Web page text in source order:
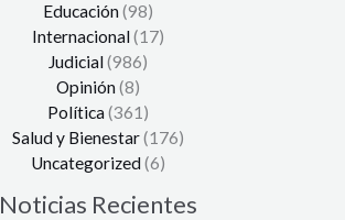
Educación(98)
Internacional(17)
Judicial(986)
Opinión(8)
Política(361)
Salud y Bienestar(176)
Uncategorized(6)
Noticias Recientes